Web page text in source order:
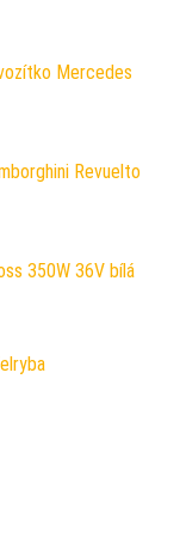
Mercedes
Revuelto
350W 36V bílá